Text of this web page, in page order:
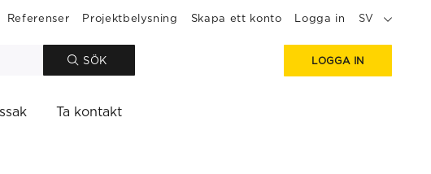
Referenser Projektbelysning Skapa ett konto Logga in SV
SÖK LOGGA IN
Ta kontakt